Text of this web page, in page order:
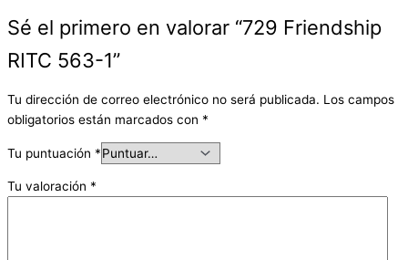
Sé el primero en valorar “729 Friendship
RITC 563-1”
Tu dirección de correo electrónico no será publicada. Los campos
obligatorios están marcados con *
Tu puntuación *
Tu valoración *